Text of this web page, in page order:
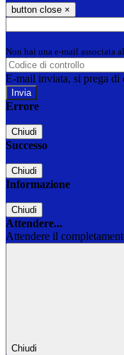
button close ×
Non hai una e-mail associata
E-mail inviata, si prega di
Errore
Chiudi
Successo
Chiudi
Informazione
Chiudi
Attendere...
Attendere il
Chiudi